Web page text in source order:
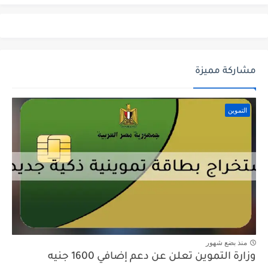
مشاركة مميزة
التموين
منذ بضع شهور
وزارة التموين تعلن عن دعم إضافي 1600 جنيه